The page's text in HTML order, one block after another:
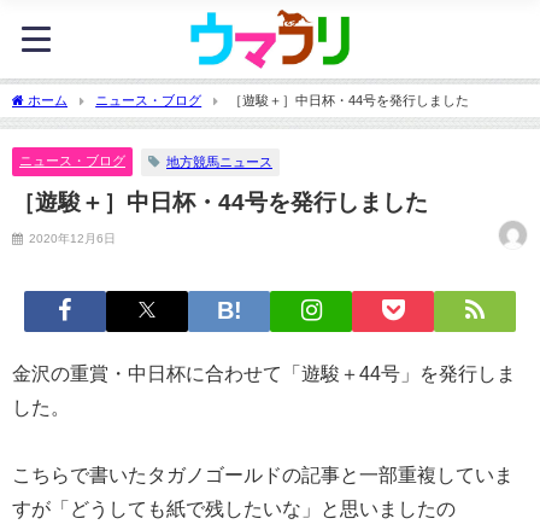
ホーム ニュース・ブログ ［遊駿＋］中日杯・44号を発行しました
ニュース・ブログ 地方競馬ニュース
［遊駿＋］中日杯・44号を発行しました
2020年12月6日
金沢の重賞・中日杯に合わせて「遊駿＋44号」を発行しま
した。
こちらで書いたタガノゴールドの記事と一部重複していま
すが「どうしても紙で残したいな」と思いましたの